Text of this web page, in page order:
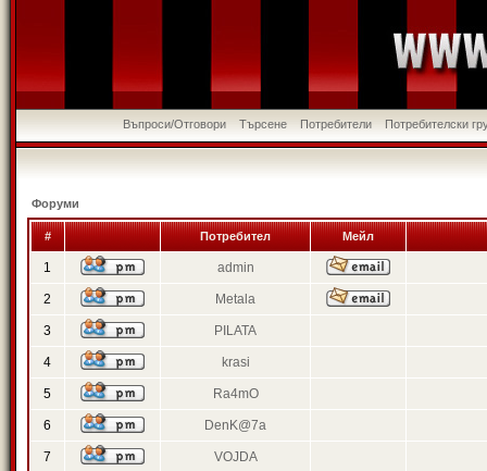
Въпроси/Отговори Търсене Потребители Потребителски
Форуми
# Потребител Мейл
1 admin
2 Metala
3 PILATA
4 krasi
5 Ra4mO
6 DenK@7a
7 VOJDA